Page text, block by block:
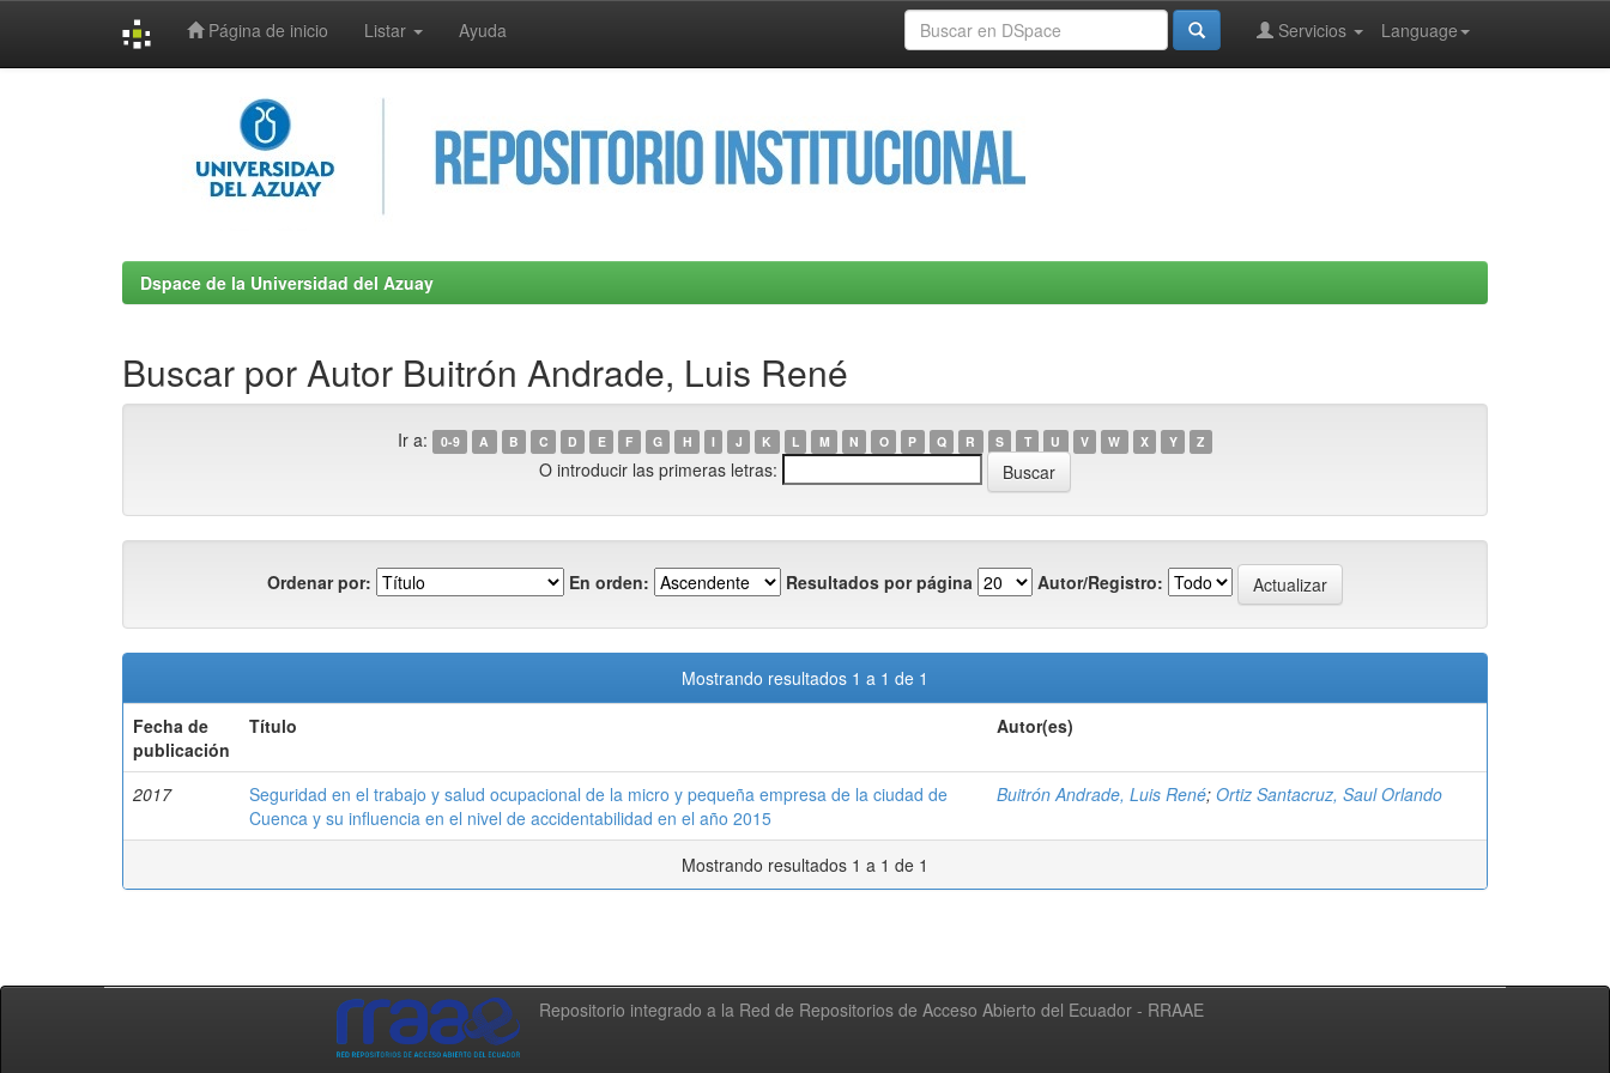
Página de inicio Listar Ayuda Language
Servicios
Dspace de la Universidad del Azuay
Buscar por Autor Buitrón Andrade, Luis René
Ir a: 0-9 A B C D E F G H I J K L M N O P Q R S T U V W X Y Z
O introducir las primeras letras:
Ordenar por: En orden: Resultados por página Autor/Registro:
Mostrando resultados 1 a 1 de 1
Fecha de
publicación
Título Autor(es)
2017
Seguridad en el trabajo y salud ocupacional de la micro y pequeña empresa de la ciudad de
Cuenca y su influencia en el nivel de accidentabilidad en el año 2015
Buitrón Andrade, Luis René; Ortiz Santacruz, Saul Orlando
Mostrando resultados 1 a 1 de 1
Repositorio integrado a la Red de Repositorios de Acceso Abierto del Ecuador - RRAAE